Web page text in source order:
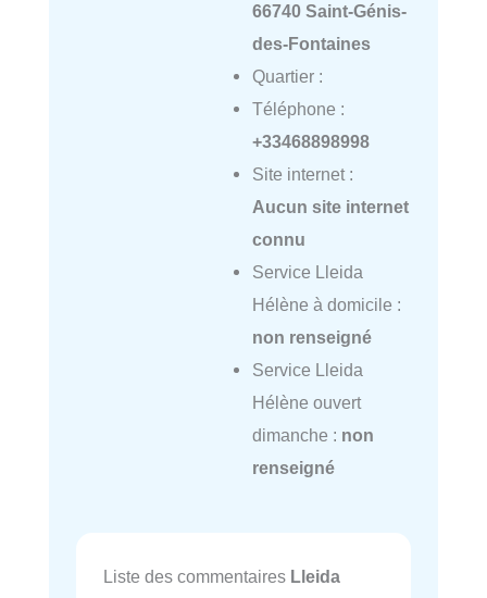
66740 Saint-Génis-
des-Fontaines
Quartier :
Téléphone :
+33468898998
Site internet :
Aucun site internet
connu
Service Lleida
Hélène à domicile :
non renseigné
Service Lleida
Hélène ouvert
dimanche : non
renseigné
Liste des commentaires Lleida